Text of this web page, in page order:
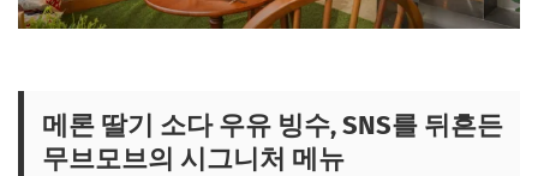
메론 딸기 소다 우유 빙수, SNS를 뒤흔든
무브모브의 시그니처 메뉴